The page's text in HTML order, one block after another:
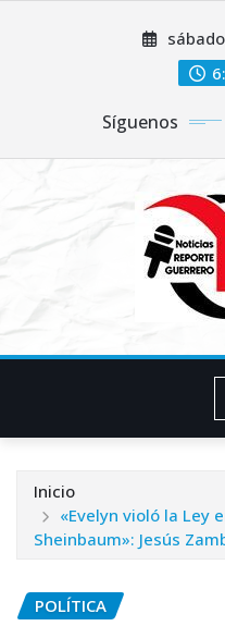
Síguenos
Inicio
«Evelyn violó la Ley
Sheinbaum»: Jesús
POLÍTICA